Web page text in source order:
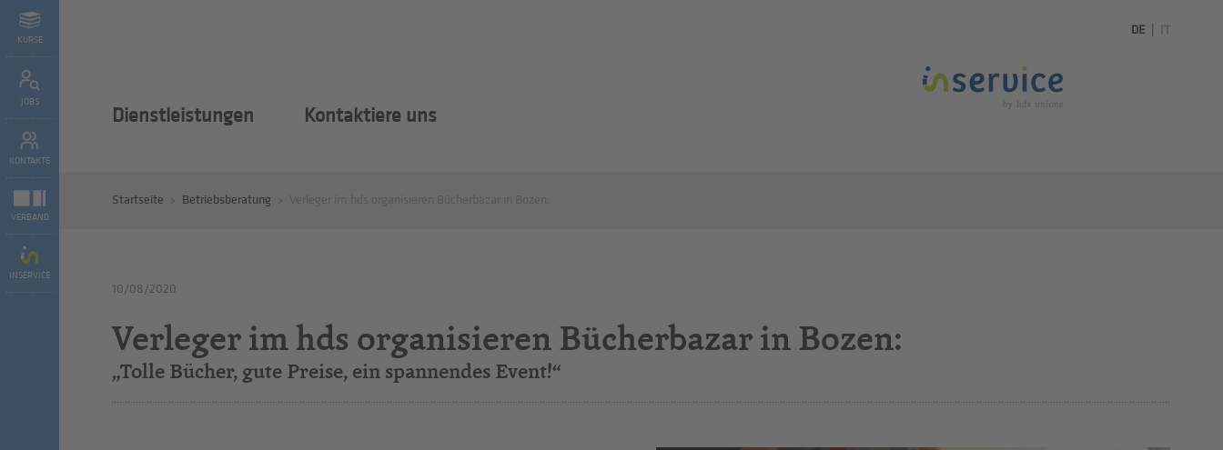
KURSE
JOBS
KONTAKTE
VERBAND
INSERVICE
DE IT
Dienstleistungen Kontaktiere uns
Startseite Betriebsberatung
10/08/2020
Verleger im hds organisieren Bücherbazar in Bozen:
„Tolle Bücher, gute Preise, ein spannendes Event!“